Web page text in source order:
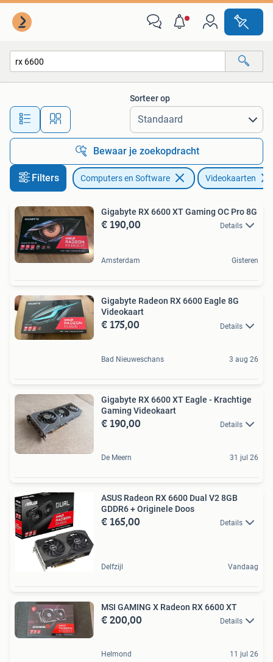
Alle afstanden…
Sorteer op
Bewaar je zoekopdracht
Filters Computers en Software Videokaarten
Gigabyte RX 6600 XT Gaming OC Pro 8G
€ 190,00 Details
Amsterdam Gisteren
Gigabyte Radeon RX 6600 Eagle 8G
Videokaart
€ 175,00 Details
Bad Nieuweschans 3 aug 26
Gigabyte RX 6600 XT Eagle - Krachtige
Gaming Videokaart
€ 190,00 Details
De Meern 31 jul 26
ASUS Radeon RX 6600 Dual V2 8GB
GDDR6 + Originele Doos
€ 165,00 Details
Delfzijl Vandaag
MSI GAMING X Radeon RX 6600 XT
€ 200,00 Details
Helmond 11 jul 26